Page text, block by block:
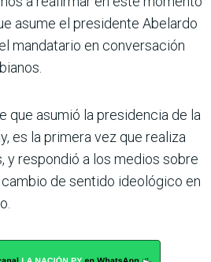
asume el presidente Abelardo
mandatario en conversación
que asumió la presidencia de la
es la primera vez que realiza
y respondió a los medios sobre
de sentido ideológico en